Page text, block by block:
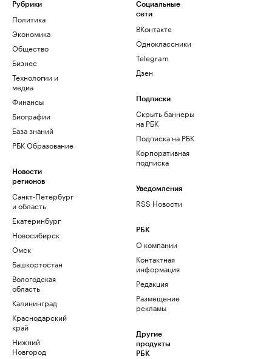
Рубрики
Политика
Экономика
Общество
Бизнес
Технологии и
медиа
Финансы
Биографии
База знаний
РБК Образование
Новости
регионов
Санкт-Петербург
и область
Екатеринбург
Новосибирск
Омск
Башкортостан
Вологодская
область
Калининград
Краснодарский
край
Нижний
Новгород
Социальные
сети
ВКонтакте
Одноклассники
Telegram
Дзен
Подписки
Скрыть баннеры
на РБК
Подписка на РБК
Корпоративная
подписка
Уведомления
RSS Новости
РБК
О компании
Контактная
информация
Редакция
Размещение
рекламы
Другие
продукты
РБК